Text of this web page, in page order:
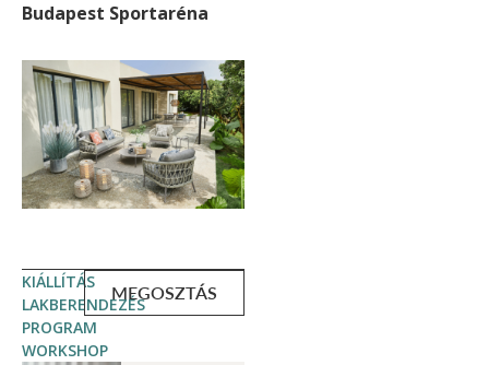
Budapest Sportaréna
KIÁLLÍTÁS
LAKBERENDEZÉS
PROGRAM
WORKSHOP
MEGOSZTÁS